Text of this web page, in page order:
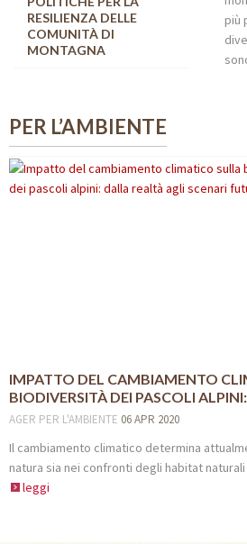
RESILIENZA DELLE
COMUNITÀ DI
MONTAGNA
più
PER L’AMBIENTE
IMPATTO DEL CAMBIAMENTO CLIMATICO SULLA
BIODIVERSITÀ DEI PASCOLI
AGER PER L'AMBIENTE 06 APR 2020
Il cambiamento climatico determina
natura sia nei confronti degli habitat
leggi